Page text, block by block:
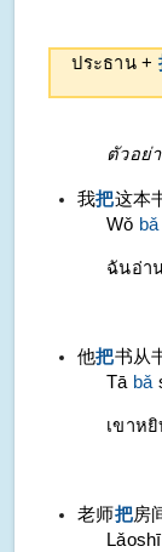
ประธาน +
ตัวอย่า
我把这本
Wǒ bǎ
ฉันอ่า
他把书从
Tā bǎ
เขาห
老师把房
Lǎoshī